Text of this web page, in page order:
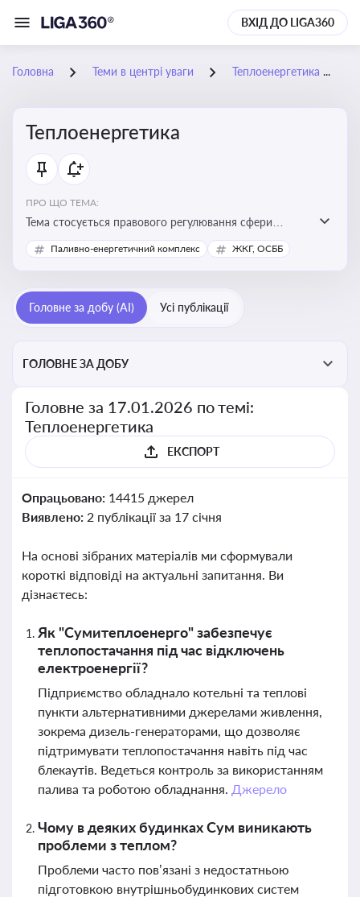
ВХІД ДО LIGA360
Головна Теми в центрі уваги Теплоенергетика
Теплоенергетика
ПРО ЩО ТЕМА:
Тема стосується правового регулювання сфери
теплопостачання в Україні, що є важливою для
енергетичної безпеки, економіки підприємств та
комунальних послуг
Паливно-енергетичний комплекс ЖКГ, ОСББ
Головне за добу (AI) Усі публікації
ГОЛОВНЕ ЗА ДОБУ
Головне за 17.01.2026 по темі:
Теплоенергетика
ЕКСПОРТ
Опрацьовано: 14415 джерел
Виявлено: 2 публікації за 17 січня
На основі зібраних матеріалів ми сформували
короткі відповіді на актуальні запитання. Ви
дізнаєтесь:
Як "Сумитеплоенерго" забезпечує
теплопостачання під час відключень
електроенергії?
Підприємство обладнало котельні та теплові
пункти альтернативними джерелами живлення,
зокрема дизель-генераторами, що дозволяє
підтримувати теплопостачання навіть під час
блекаутів. Ведеться контроль за використанням
палива та роботою обладнання. Джерело
Чому в деяких будинках Сум виникають
проблеми з теплом?
Проблеми часто пов’язані з недостатньою
підготовкою внутрішньобудинкових систем